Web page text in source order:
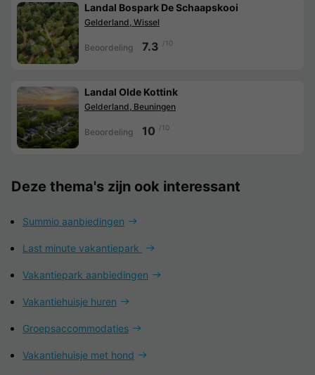
Landal Bospark De Schaapskooi
Gelderland, Wissel
Beoordeling 7.3 /10
Landal Olde Kottink
Gelderland, Beuningen
Beoordeling 10 /10
Deze thema's zijn ook interessant
Summio aanbiedingen
Last minute vakantiepark
Vakantiepark aanbiedingen
Vakantiehuisje huren
Groepsaccommodaties
Vakantiehuisje met hond